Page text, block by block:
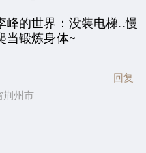
峰的世界：没装电梯..慢
当锻炼身体~
州市
回复